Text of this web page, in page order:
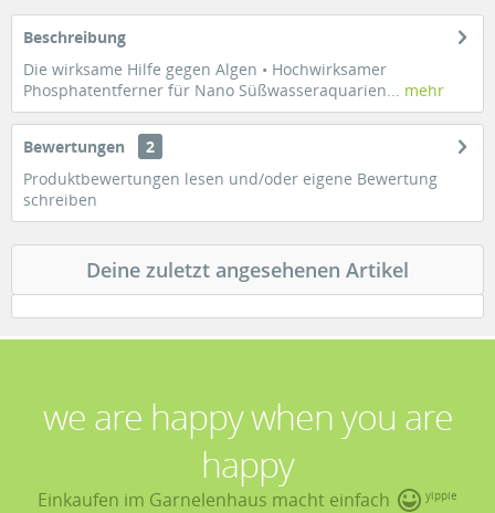
Beschreibung
Die wirksame Hilfe gegen Algen • Hochwirksamer
Phosphatentferner für Nano Süßwasseraquarien... mehr
Bewertungen
2
Produktbewertungen lesen und/oder eigene Bewertung
schreiben
Deine zuletzt angesehenen Artikel
we are happy when you are
happy
Einkaufen im Garnelenhaus macht einfach yippie